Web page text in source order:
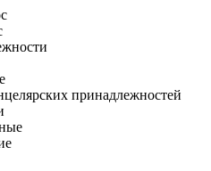
принадлежностей